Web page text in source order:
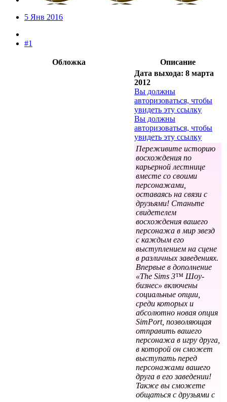
5 Янв 2016
#1
Обложка
Описание
Дата выхода: 8 марта
2012
Вы должны
авторизоваться, чтобы
увидеть эту ссылку
Вы должны
авторизоваться, чтобы
увидеть эту ссылку
Переживите историю
восхождения по
карьерной лестнице
вместе со своими
персонажами,
оставаясь на связи с
друзьями! Станьте
свидетелем
восхождения вашего
персонажа в мир звезд
с каждым его
выступлением на сцене
в различных заведениях.
Впервые в дополнение
«The Sims 3™ Шоу-
бизнес» включены
социальные опции,
среди которых и
абсолютно новая опция
SimPort, позволяющая
отправить вашего
персонажа в игру друга,
в которой он сможет
выступать перед
персонажами вашего
друга в его заведении!
Также вы сможете
общаться с друзьями с